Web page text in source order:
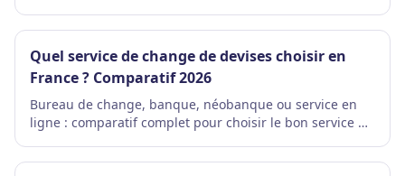
pesos mexicains (MXN) avant le départ à Paris.
Quel service de change de devises choisir en
France ? Comparatif 2026
Bureau de change, banque, néobanque ou service en
ligne : comparatif complet pour choisir le bon service de
espèces inclus.